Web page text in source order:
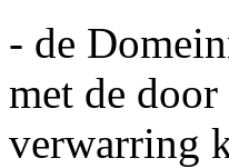
- de
met de door
verwarring